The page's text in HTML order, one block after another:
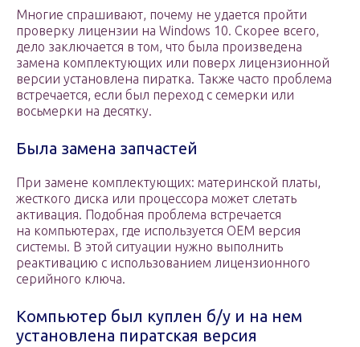
Многие спрашивают, почему не удается пройти
проверку лицензии на Windows 10. Скорее всего,
дело заключается в том, что была произведена
замена комплектующих или поверх лицензионной
версии установлена пиратка. Также часто проблема
встречается, если был переход с семерки или
восьмерки на десятку.
Была замена запчастей
При замене комплектующих: материнской платы,
жесткого диска или процессора может слетать
активация. Подобная проблема встречается
на компьютерах, где используется OEM версия
системы. В этой ситуации нужно выполнить
реактивацию с использованием лицензионного
серийного ключа.
Компьютер был куплен б/у и на нем
установлена пиратская версия